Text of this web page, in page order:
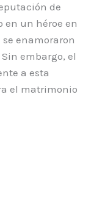
de
en un héroe en
se enamoraron
embargo, el
a esta
el matrimonio